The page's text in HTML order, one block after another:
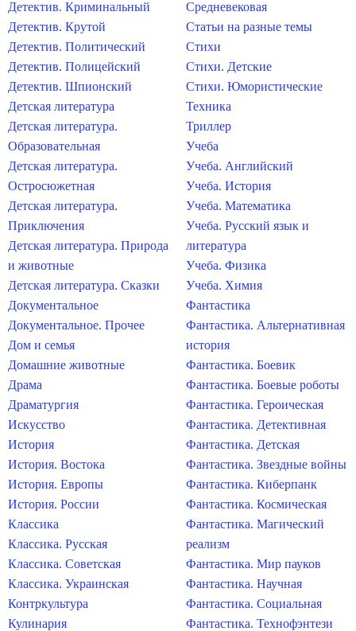
Детектив. Криминальный
Детектив. Крутой
Детектив. Политический
Детектив. Полицейский
Детектив. Шпионский
Детская литература
Детская литература.
Образовательная
Детская литература.
Остросюжетная
Детская литература.
Приключения
Детская литература. Природа
и животные
Детская литература. Сказки
Документальное
Документальное. Прочее
Дом и семья
Домашние животные
Драма
Драматургия
Искусство
История
История. Востока
История. Европы
История. России
Классика
Классика. Русская
Классика. Советская
Классика. Украинская
Контркультура
Кулинария
Средневековая
Статьи на разные темы
Стихи
Стихи. Детские
Стихи. Юмористические
Техника
Триллер
Учеба
Учеба. Английский
Учеба. История
Учеба. Математика
Учеба. Русский язык и
литература
Учеба. Физика
Учеба. Химия
Фантастика
Фантастика. Альтернативная
история
Фантастика. Боевик
Фантастика. Боевые роботы
Фантастика. Героическая
Фантастика. Детективная
Фантастика. Детская
Фантастика. Звездные войны
Фантастика. Киберпанк
Фантастика. Космическая
Фантастика. Магический
реализм
Фантастика. Мир пауков
Фантастика. Научная
Фантастика. Социальная
Фантастика. Технофэнтези